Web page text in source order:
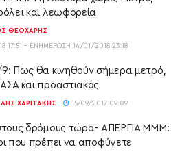
και λεωφορεία
ΘΕΟΧΆΡΗΣ
17:51 - ΕΝΗΜΈΡΩΣΗ 14/01/2018 23:18
Πως θα κινηθούν σήμερα μετρό,
και προαστιακός
ΧΑΡΙΤΆΚΗΣ 15/09/2017 09:09
δρόμους τώρα- ΑΠΕΡΓΙΑ ΜΜΜ:
που πρέπει να αποφύγετε